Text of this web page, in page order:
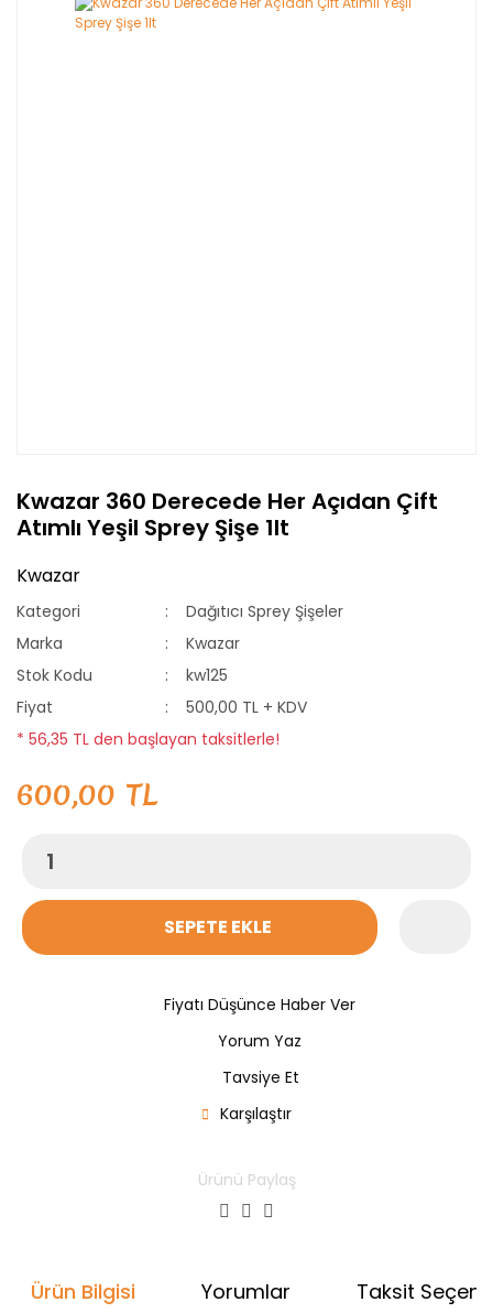
Kwazar 360 Derecede Her Açıdan Çift
Atımlı Yeşil Sprey Şişe 1lt
Kwazar
Kategori
Dağıtıcı Sprey Şişeler
Marka
Kwazar
Stok Kodu
kw125
Fiyat
500,00 TL + KDV
* 56,35 TL den başlayan taksitlerle!
600,00 TL
SEPETE EKLE
Fiyatı Düşünce Haber Ver
Yorum Yaz
Tavsiye Et
Karşılaştır
Ürünü Paylaş
Ürün Bilgisi Yorumlar Taksit